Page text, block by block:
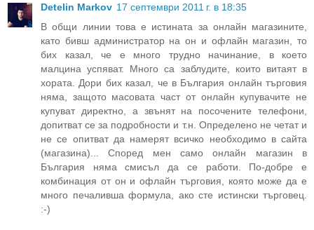
Detelin Markov 17 септември 2011 г. в 18:35
В общи линии това е истината за онлайн магазините,
като бивш администратор на он и офлайн магазин, то
бих казал, че е много трудно начинание, в което
малцина успяват. Много са заблудите, които витаят в
хората. Дори бих казал, че в България онлайн търговия
няма, защото масовата част от онлайн купувачите не
купуват директно, а звънят на посочените телефони,
допитват се за подробности и т.н. Определено не четат и
не се опитват да намерят всичко необходимо в сайта
(магазина)... Според мен само онлайн магазин в
България няма смисъл да се работи. По-добре е
комбинация от он и офлайн търговия, която може да е
много печаливша формула, ако сте истински търговец.
:-)